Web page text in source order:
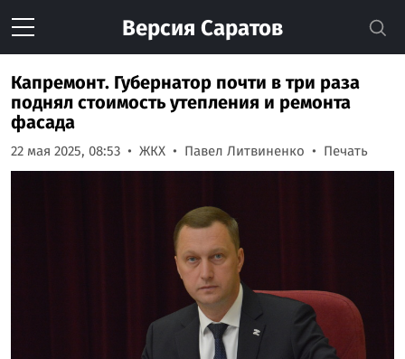
Версия Саратов
Капремонт. Губернатор почти в три раза
поднял стоимость утепления и ремонта
фасада
22 мая 2025, 08:53 ЖКХ Павел Литвиненко Печать